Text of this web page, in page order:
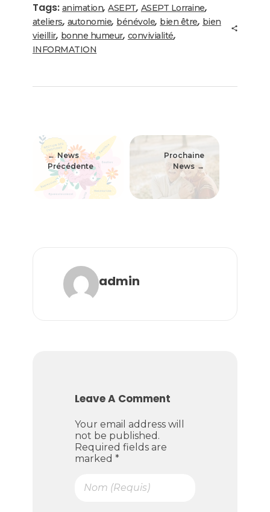
Tags: animation,ASEPT, ASEPT Lorraine,
ateliers, autonomie, bénévole, bien être, bien
vieillir, bonne humeur, convivialité,
INFORMATION
News
Précédente
Prochaine
News
admin
Leave A Comment
Your email address will
not be published.
Required fields are
marked *